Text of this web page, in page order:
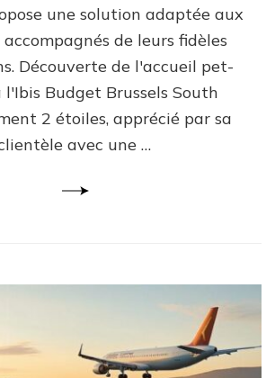
une solution adaptée aux
de leurs fidèles
Découverte de l'accueil pet-
Budget Brussels South
2 étoiles, apprécié par sa
avec une …